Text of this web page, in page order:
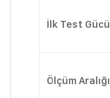
İlk Test Gücü
Ölçüm Aralığı